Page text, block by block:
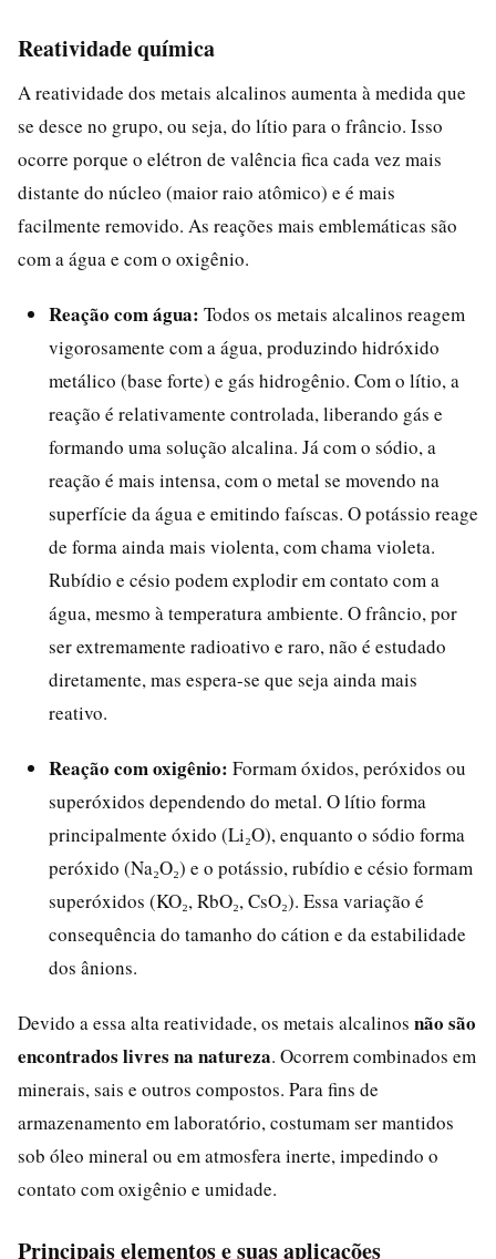
Reatividade química
A reatividade dos metais alcalinos aumenta à medida que
se desce no grupo, ou seja, do lítio para o frâncio. Isso
ocorre porque o elétron de valência fica cada vez mais
distante do núcleo (maior raio atômico) e é mais
facilmente removido. As reações mais emblemáticas são
com a água e com o oxigênio.
Reação com água: Todos os metais alcalinos reagem
vigorosamente com a água, produzindo hidróxido
metálico (base forte) e gás hidrogênio. Com o lítio, a
reação é relativamente controlada, liberando gás e
formando uma solução alcalina. Já com o sódio, a
reação é mais intensa, com o metal se movendo na
superfície da água e emitindo faíscas. O potássio reage
de forma ainda mais violenta, com chama violeta.
Rubídio e césio podem explodir em contato com a
água, mesmo à temperatura ambiente. O frâncio, por
ser extremamente radioativo e raro, não é estudado
diretamente, mas espera-se que seja ainda mais
reativo.
Reação com oxigênio: Formam óxidos, peróxidos ou
superóxidos dependendo do metal. O lítio forma
principalmente óxido (Li₂O), enquanto o sódio forma
peróxido (Na₂O₂) e o potássio, rubídio e césio formam
superóxidos (KO₂, RbO₂, CsO₂). Essa variação é
consequência do tamanho do cátion e da estabilidade
dos ânions.
Devido a essa alta reatividade, os metais alcalinos não são
encontrados livres na natureza. Ocorrem combinados em
minerais, sais e outros compostos. Para fins de
armazenamento em laboratório, costumam ser mantidos
sob óleo mineral ou em atmosfera inerte, impedindo o
contato com oxigênio e umidade.
Principais elementos e suas aplicações